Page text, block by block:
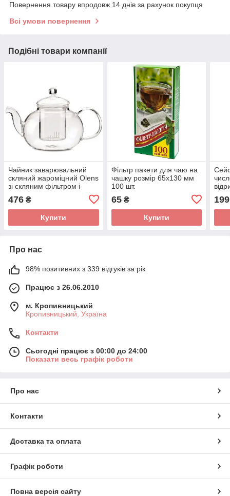
Повернення товару впродовж 14 днів за рахунок покупця
Всі умови повернення
Подібні товари компанії
Чайник заварювальний
скляний жароміцний Olens
зі скляним фільтром і
кришкою, Грецький, 600
мл
476 ₴
Купити
Фільтр пакети для чаю на
чашку розмір 65x130 мм
100 шт.
65₴
Купити
для
199
Про нас
98% позитивних з 339 відгуків за рік
Працює з 26.06.2010
м. Кропивницький
Кропивницький, Україна
Контакти
Сьогодні працює з 00:00 до 24:00
Показати весь графік роботи
Про нас
Контакти
Доставка та оплата
Графік роботи
Повна версія сайту